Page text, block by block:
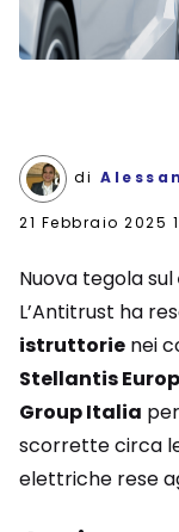
di
21 Febbraio 2025
Nuova tegola sul
L’Antitrust ha
istruttorie nei
Stellantis
Group Italia
scorrette circa
elettriche rese